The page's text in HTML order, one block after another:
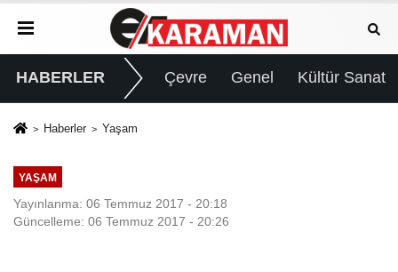
HABERLER Çevre Genel Kültür Sanat
Haberler Yaşam
YAŞAM
Yayınlanma: 06 Temmuz 2017 - 20:18
Güncelleme: 06 Temmuz 2017 - 20:26